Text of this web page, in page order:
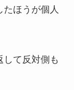
ほうが個人
して反対側も